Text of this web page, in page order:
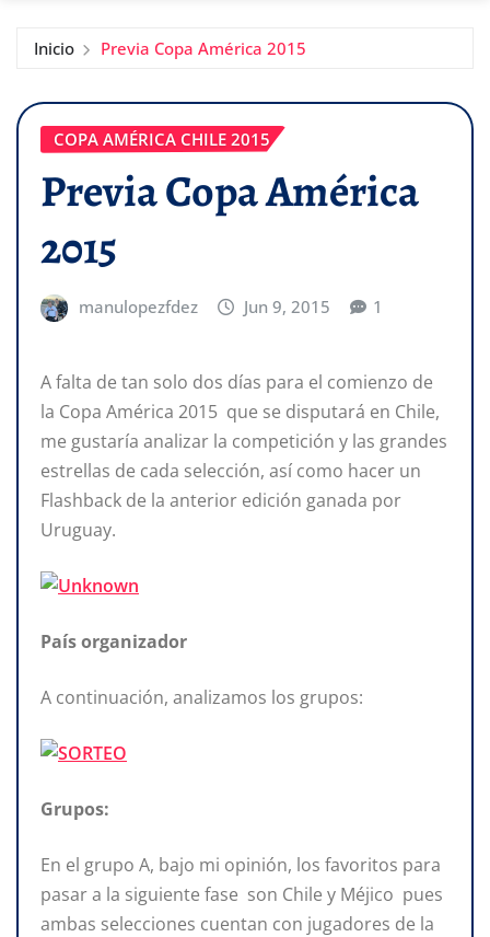
Inicio Previa Copa América 2015
COPA AMÉRICA CHILE 2015
Previa Copa América
2015
manulopezfdez Jun 9, 2015 1
A falta de tan solo dos días para el comienzo de
la Copa América 2015 que se disputará en Chile,
me gustaría analizar la competición y las grandes
estrellas de cada selección, así como hacer un
Flashback de la anterior edición ganada por
Uruguay.
País organizador
A continuación, analizamos los grupos:
Grupos:
En el grupo A, bajo mi opinión, los favoritos para
pasar a la siguiente fase son Chile y Méjico pues
ambas selecciones cuentan con jugadores de la